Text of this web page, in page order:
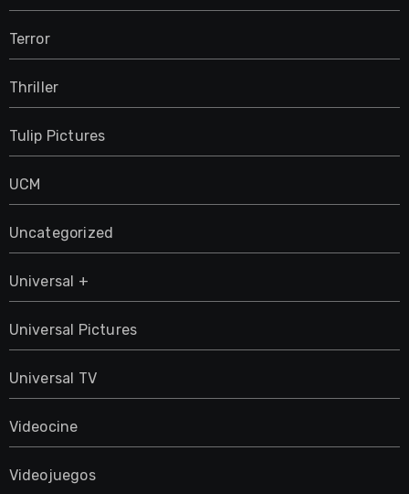
Terror
Thriller
Tulip Pictures
UCM
Uncategorized
Universal +
Universal Pictures
Universal TV
Videocine
Videojuegos